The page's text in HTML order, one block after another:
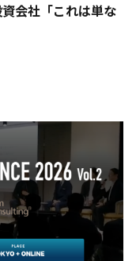
資会社「これは単な